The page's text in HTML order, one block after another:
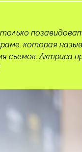
которая
съемок. Актриса